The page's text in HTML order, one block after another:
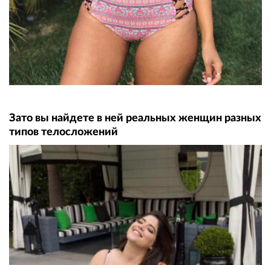
Зато вы найдете в ней реальных женщин разных
типов телосложений